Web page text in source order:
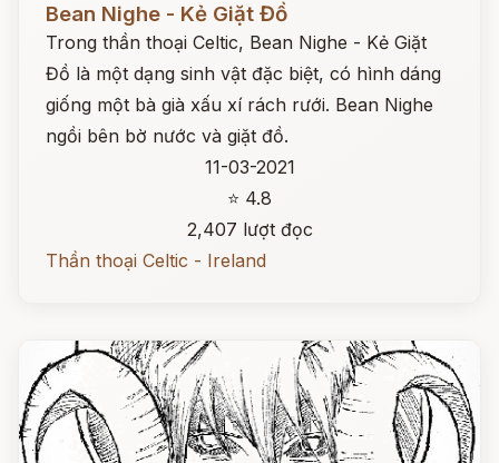
Bean Nighe - Kẻ Giặt Đồ
Trong thần thoại Celtic, Bean Nighe - Kẻ Giặt
Đồ là một dạng sinh vật đặc biệt, có hình dáng
giống một bà già xấu xí rách rưới. Bean Nighe
ngồi bên bờ nước và giặt đồ.
11-03-2021
⭐ 4.8
2,407 lượt đọc
Thần thoại Celtic - Ireland